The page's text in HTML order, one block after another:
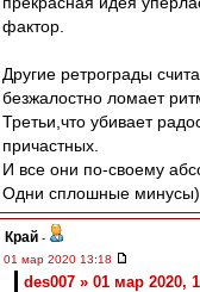
фактор.
Другие ретрограды
безжалостно ломает
Третьи,что убивает
причастных.
И все они по-своему
Одни сплошные минусы)
Край -
01 мар 2020 13:18
des007 » 01 мар 2020,